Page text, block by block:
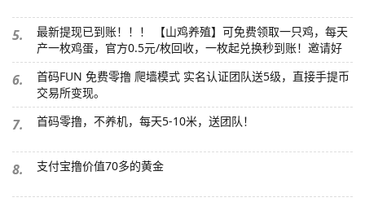
5.
最新提现已到账！！！ 【山鸡养殖】可免费领取一只鸡，每天
产一枚鸡蛋，官方0.5元/枚回收，一枚起兑换秒到账！邀请好
友100%反蛋，好友越多赚的越多，切记零撸即可！！！
6.
首码FUN 免费零撸 爬墙模式 实名认证团队送5级，直接手提币
交易所变现。
7. 首码零撸，不养机，每天5-10米，送团队！
8. 支付宝撸价值70多的黄金